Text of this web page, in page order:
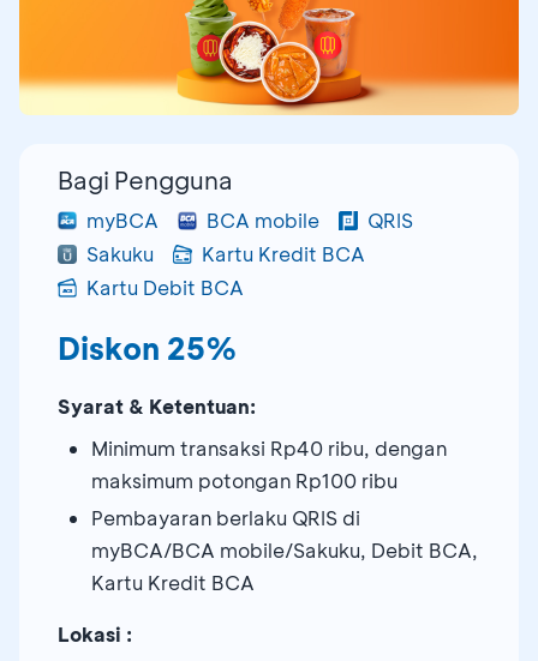
Bagi Pengguna
myBCA BCA mobile
QRIS
Sakuku
Kartu Kredit BCA
Kartu Debit BCA
Diskon 25%
Syarat & Ketentuan:
Minimum transaksi Rp40 ribu, dengan
maksimum potongan Rp100 ribu
Pembayaran berlaku QRIS di
myBCA/BCA mobile/Sakuku, Debit BCA,
Kartu Kredit BCA
Lokasi :